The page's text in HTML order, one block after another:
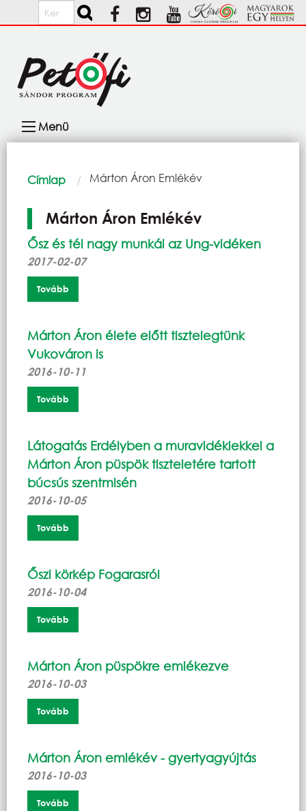
Ugrás a tartalomra
Keresés
navigáció
Menü
Morzsa
Címlap Current:
Márton Áron Emlékév
Márton Áron Emlékév
Ősz és tél nagy munkái az Ung-vidéken
2017-02-07
Tovább
Márton Áron élete előtt tisztelegtünk
Vukováron is
2016-10-11
Tovább
Látogatás Erdélyben a muravidékiekkel a
Márton Áron püspök tiszteletére tartott
búcsús szentmisén
2016-10-05
Tovább
Őszi körkép Fogarasról
2016-10-04
Tovább
Márton Áron püspökre emlékezve
2016-10-03
Tovább
Márton Áron emlékév - gyertyagyújtás
2016-10-03
Tovább